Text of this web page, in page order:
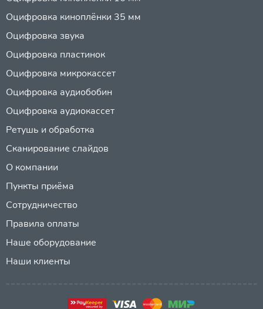
Оцифровка киноплёнки 35 мм
Оцифровка звука
Оцифровка пластинок
Оцифровка микрокассет
Оцифровка аудиобобин
Оцифровка аудиокассет
Ретушь и обработка
Сканирование слайдов
О компании
Пункты приёма
Сотрудничество
Правила оплаты
Наше оборудование
Наши клиенты